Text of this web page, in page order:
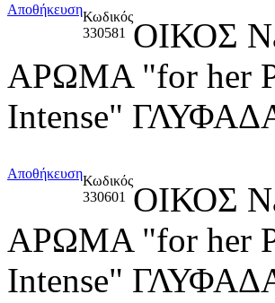
ΑποθήκευσηΚωδικός
330581
ΟΙΚΟΣ
ΑΡΩΜΑ "for her
Intense"
ΑποθήκευσηΚωδικός
330601
ΟΙΚΟΣ
ΑΡΩΜΑ "for her
Intense"